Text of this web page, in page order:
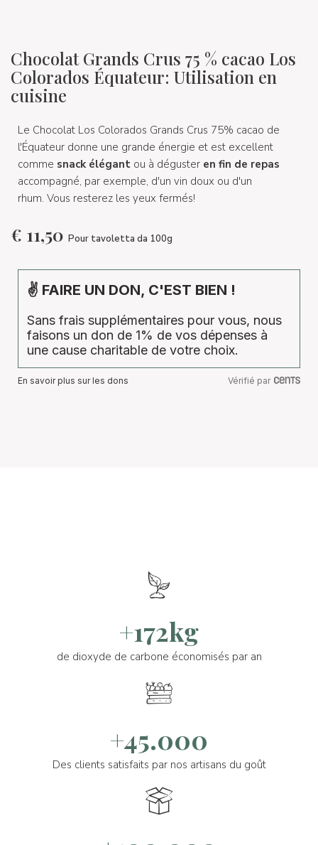
Chocolat Grands Crus 75 % cacao Los
Colorados Équateur: Utilisation en
cuisine
Le Chocolat Los Colorados Grands Crus 75% cacao de
l'Équateur donne une grande énergie et est excellent
comme snack élégant ou à déguster en fin de repas
accompagné, par exemple, d'un vin doux ou d'un
rhum. Vous resterez les yeux fermés!
€ 11,50 Pour tavoletta da 100g
✌ FAIRE UN DON, C'EST BIEN !
Sans frais supplémentaires pour vous, nous
faisons un don de 1% de vos dépenses à
une cause charitable de votre choix.
En savoir plus sur les dons Vérifié par
+172kg
de dioxyde de carbone économisés par an
+45.000
Des clients satisfaits par nos artisans du goût